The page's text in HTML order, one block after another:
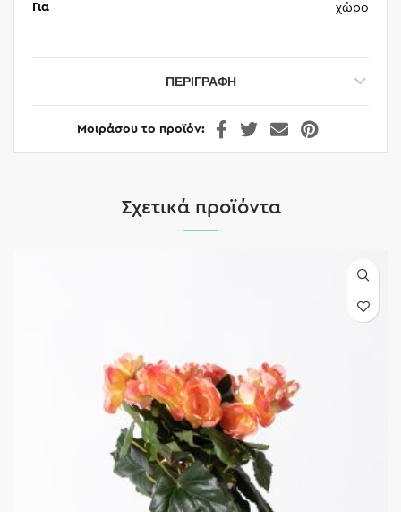
Για
χώρο
ΠΕΡΙΓΡΑΦΉ
Μοιράσου το προϊόν
Σχετικά προϊόντα